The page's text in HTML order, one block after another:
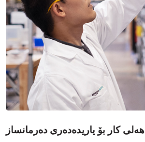
هەلی کار بۆ یاریدەدەری دەرمانساز